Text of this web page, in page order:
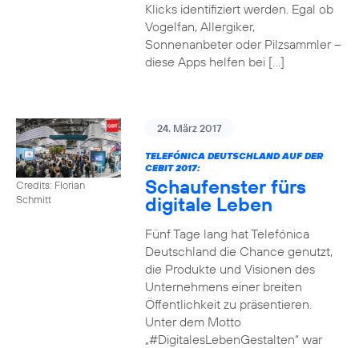
Klicks identifiziert werden. Egal ob
Vogelfan, Allergiker,
Sonnenanbeter oder Pilzsammler –
diese Apps helfen bei […]
Credits: Florian
Schmitt
24. März 2017
TELEFÓNICA DEUTSCHLAND AUF DER
CEBIT 2017:
Schaufenster fürs
digitale Leben
Fünf Tage lang hat Telefónica
Deutschland die Chance genutzt,
die Produkte und Visionen des
Unternehmens einer breiten
Öffentlichkeit zu präsentieren.
Unter dem Motto
„#DigitalesLebenGestalten“ war